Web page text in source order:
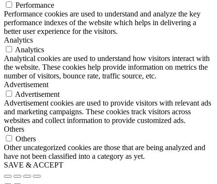
Performance
Performance cookies are used to understand and analyze the key
performance indexes of the website which helps in delivering a
better user experience for the visitors.
Analytics
Analytics
Analytical cookies are used to understand how visitors interact with
the website. These cookies help provide information on metrics the
number of visitors, bounce rate, traffic source, etc.
Advertisement
Advertisement
Advertisement cookies are used to provide visitors with relevant ads
and marketing campaigns. These cookies track visitors across
websites and collect information to provide customized ads.
Others
Others
Other uncategorized cookies are those that are being analyzed and
have not been classified into a category as yet.
SAVE & ACCEPT